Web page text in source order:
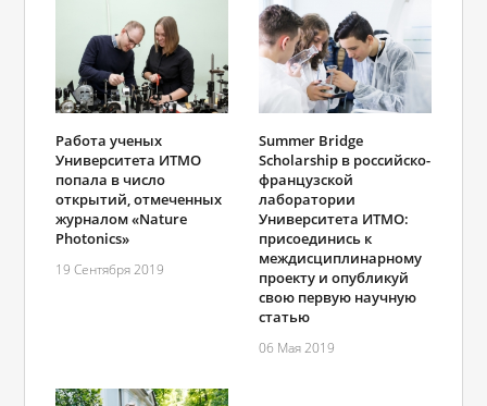
Работа ученых
Университета ИТМО
попала в число
открытий, отмеченных
журналом «Nature
Photonics»
19 Сентября 2019
Summer Bridge
Scholarship в российско-
французской
лаборатории
Университета ИТМО:
присоединись к
междисциплинарному
проекту и опубликуй
свою первую научную
статью
06 Мая 2019